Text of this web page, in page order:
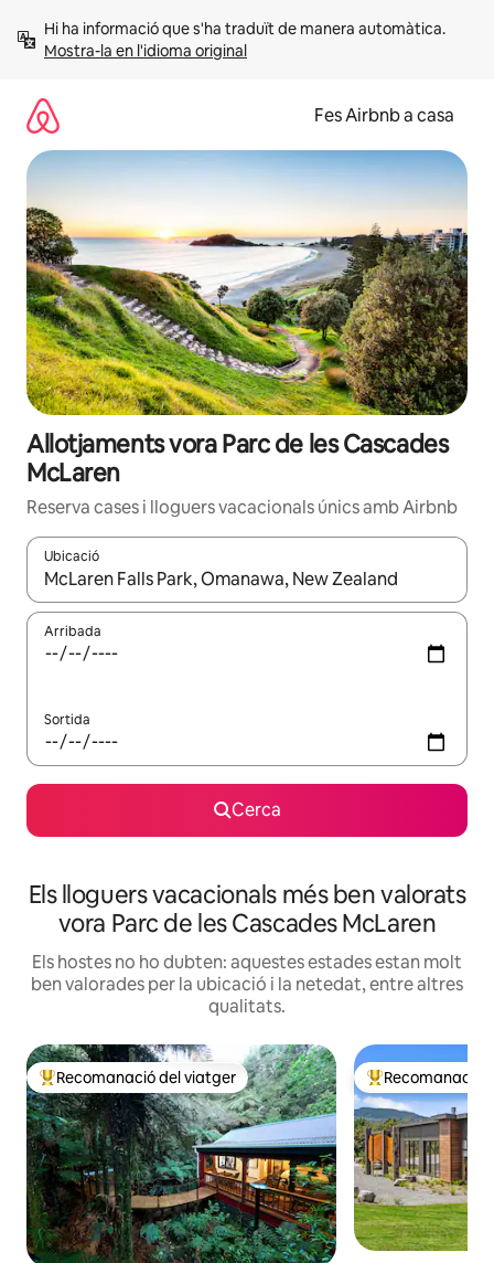
Mostra-la en l'idioma original
Fes Airbnb a casa
Allotjaments vora Parc de les Cascades
McLaren
Reserva cases i lloguers vacacionals únics amb Airbnb
Ubicació
Quan els resultats estiguin disponibles, podràs navegar-hi a
Arribada
Sortida
Cerca
Els lloguers vacacionals més ben valorats
vora Parc de les Cascades McLaren
Els hostes no ho dubten: aquestes estades estan molt
ben valorades per la ubicació i la netedat, entre altres
qualitats.
Principals recomanacions dels viatgers
Recomanació del viatger Principals
Recomanació